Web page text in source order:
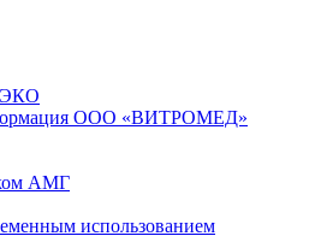
ЭКО
ООО «ВИТРОМЕД»
АМГ
использованием